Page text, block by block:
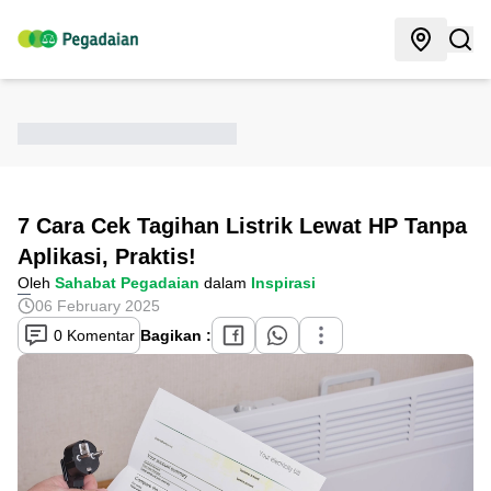
7 Cara Cek Tagihan Listrik Lewat HP Tanpa
Aplikasi, Praktis!
Oleh Sahabat Pegadaian dalam Inspirasi
06 February 2025
0 Komentar Bagikan :